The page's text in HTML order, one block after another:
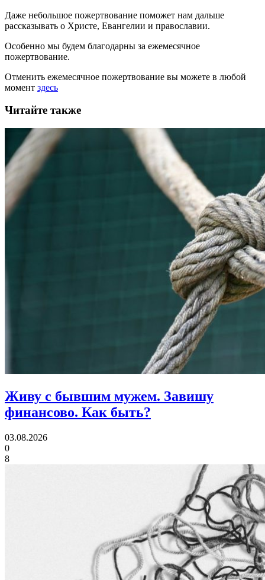
Даже небольшое пожертвование поможет нам дальше
рассказывать о Христе, Евангелии и православии.
Особенно мы будем благодарны за ежемесячное
пожертвование.
Отменить ежемесячное пожертвование вы можете в любой
момент здесь
Читайте также
Живу с бывшим мужем. Завишу
финансово. Как быть?
03.08.2026
0
8